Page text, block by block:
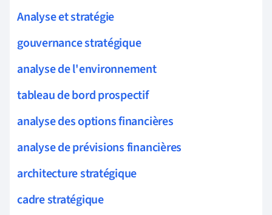
Analyse et stratégie
gouvernance stratégique
analyse de l'environnement
tableau de bord prospectif
analyse des options financières
analyse de prévisions financières
architecture stratégique
cadre stratégique